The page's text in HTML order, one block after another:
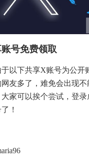
号免费领取
以下共享X账号为公开
友多了，难免会出现
家可以挨个尝试，登
！